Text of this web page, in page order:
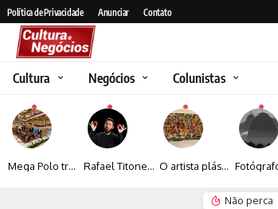
Política de Privacidade Anunciar Contato
Cultura Negócios Colunistas
Mega Polo transforma lançamento de coleção em plataforma nacional de negócios e projeta crescimento de mais de 15% Rafael Titonelly leva magia e acolhimento a crianças em tratamento oncológico em Juiz de Fora O artista plástico Jorge Luiz transforma sustentabilidade e criatividade em arte contemporânea
Não perca